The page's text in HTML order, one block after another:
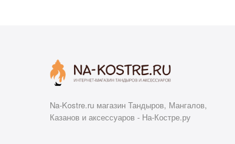
Na-Kostre.ru магазин Тандыров, Мангалов,
Казанов и аксессуаров - На-Костре.ру